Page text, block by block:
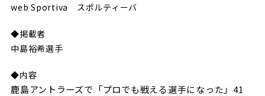
web Sportiva スポルティーバ
◆掲載者
中島裕希選手
◆内容
鹿島アントラーズで「プロでも戦える選手になった」41